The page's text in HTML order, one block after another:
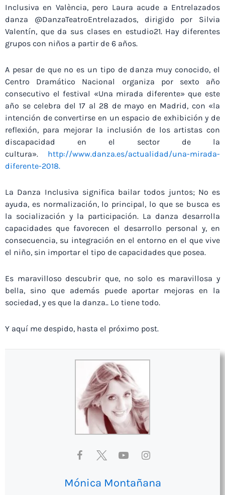
Inclusiva en València, pero Laura acude a Entrelazados
danza @DanzaTeatroEntrelazados, dirigido por Silvia
Valentín, que da sus clases en estudio21. Hay diferentes
grupos con niños a partir de 6 años.
A pesar de que no es un tipo de danza muy conocido, el
Centro Dramático Nacional organiza por sexto año
consecutivo el festival «Una mirada diferente» que este
año se celebra del 17 al 28 de mayo en Madrid, con «la
intención de convertirse en un espacio de exhibición y de
reflexión, para mejorar la inclusión de los artistas con
discapacidad en el sector de la
cultura». http://www.danza.es/actualidad/una-mirada-
diferente-2018.
La Danza Inclusiva significa bailar todos juntos; No es
ayuda, es normalización, lo principal, lo que se busca es
la socialización y la participación. La danza desarrolla
capacidades que favorecen el desarrollo personal y, en
consecuencia, su integración en el entorno en el que vive
el niño, sin importar el tipo de capacidades que posea.
Es maravilloso descubrir que, no solo es maravillosa y
bella, sino que además puede aportar mejoras en la
sociedad, y es que la danza.. Lo tiene todo.
Y aquí me despido, hasta el próximo post.
Mónica Montañana